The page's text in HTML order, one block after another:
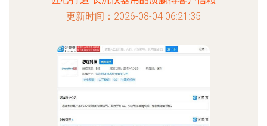
更新时间：2026-08-04 06:21:35